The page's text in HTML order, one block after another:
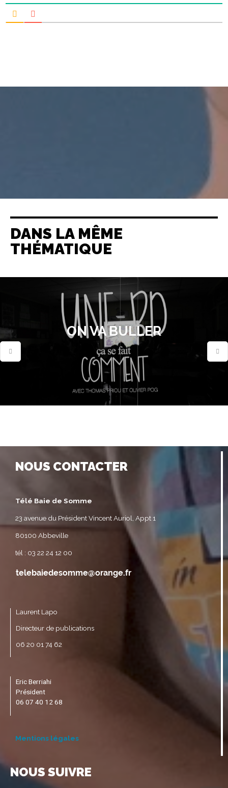
DANS LA MÊME
THÉMATIQUE
ON VA BULLER
NOUS CONTACTER
Télé Baie de Somme
23 avenue du Président Vincent Auriol, Appt 1
80100 Abbeville
tél : 03 22 24 12 00
Laurent Lapo
Directeur de publications
06 20 01 74 62
Eric Berriahi
Président
06 07 40 12 68
Mentions légales
NOUS SUIVRE